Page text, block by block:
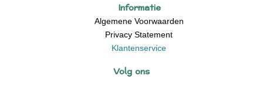
Informatie
Algemene Voorwaarden
Privacy Statement
Klantenservice
Volg ons